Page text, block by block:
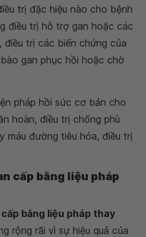
trị đặc hiệu nào cho bệnh
điều trị hỗ trợ gan hoặc các
điều trị các biến chứng của
gan phục hồi hoặc chờ
pháp hồi sức cơ bản cho
hoàn, điều trị chống phù
máu đường tiêu hóa, điều trị
cấp bằng liệu pháp
bằng liệu pháp thay
rộng rãi vì sự hiệu quả của